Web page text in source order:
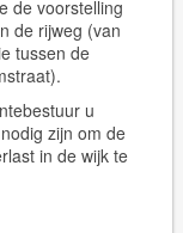
de voorstelling
de rijweg (van
tussen de
u
zijn om de
in de wijk te